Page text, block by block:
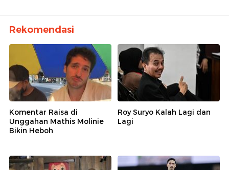
Rekomendasi
Komentar Raisa di
Unggahan Mathis Molinie
Bikin Heboh
Roy Suryo Kalah Lagi dan
Lagi